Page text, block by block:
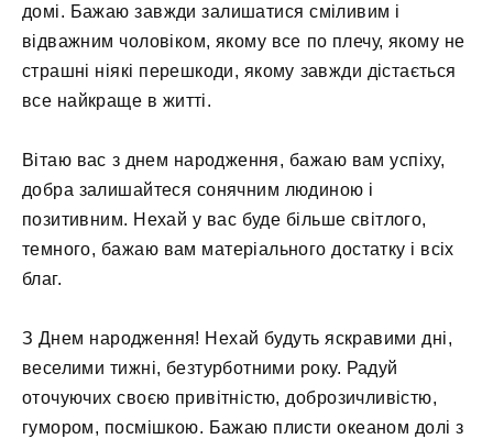
домі. Бажаю завжди залишатися сміливим і
відважним чоловіком, якому все по плечу, якому не
страшні ніякі перешкоди, якому завжди дістається
все найкраще в житті.
Вітаю вас з днем ​​народження, бажаю вам успіху,
добра залишайтеся сонячним людиною і
позитивним. Нехай у вас буде більше світлого,
темного, бажаю вам матеріального достатку і всіх
благ.
З Днем народження! Нехай будуть яскравими дні,
веселими тижні, безтурботними року. Радуй
оточуючих своєю привітністю, доброзичливістю,
гумором, посмішкою. Бажаю плисти океаном долі з